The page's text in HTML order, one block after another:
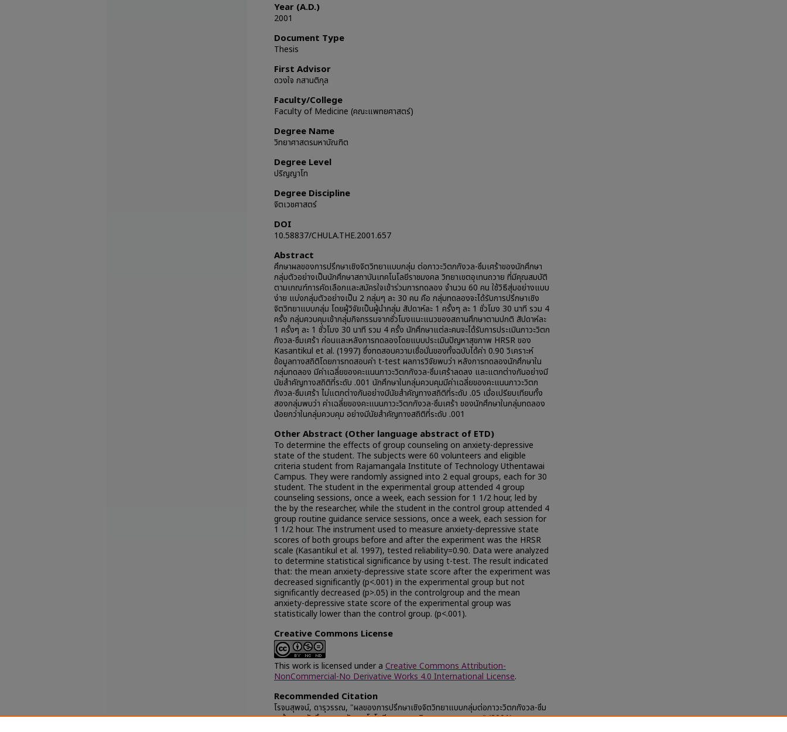
Year (A.D.)
2001
Document Type
Thesis
First Advisor
ดวงใจ กสานติกุล
Faculty/College
Faculty of Medicine (คณะแพทยศาสตร์)
Degree Name
วิทยาศาสตรมหาบัณฑิต
Degree Level
ปริญญาโท
Degree Discipline
จิตเวชศาสตร์
DOI
10.58837/CHULA.THE.2001.657
Abstract
ศึกษาผลของการปรึกษาเชิงจิตวิทยาแบบกลุ่ม ต่อภาวะวิตกกังวล-ซึมเศร้าของนักศึกษา
กลุ่มตัวอย่างเป็นนักศึกษาสถาบันเทคโนโลยีราชมงคล วิทยาเขตอุเทนถวาย ที่มีคุณสมบัติ
ตามเกณฑ์การคัดเลือกและสมัครใจเข้าร่วมการทดลอง จำนวน 60 คน ใช้วิธีสุ่มอย่างแบบ
ง่าย แบ่งกลุ่มตัวอย่างเป็น 2 กลุ่มๆ ละ 30 คน คือ กลุ่มทดลองจะได้รับการปรึกษาเชิง
จิตวิทยาแบบกลุ่ม โดยผู้วิจัยเป็นผู้นำกลุ่ม สัปดาห์ละ 1 ครั้งๆ ละ 1 ชั่วโมง 30 นาที รวม 4
ครั้ง กลุ่มควบคุมเข้ากลุ่มกิจกรรมจากชั่วโมงแนะแนวของสถานศึกษาตามปกติ สัปดาห์ละ
1 ครั้งๆ ละ 1 ชั่วโมง 30 นาที รวม 4 ครั้ง นักศึกษาแต่ละคนจะได้รับการประเมินภาวะวิตก
กังวล-ซึมเศร้า ก่อนและหลังการทดลองโดยแบบประเมินปัญหาสุขภาพ HRSR ของ
Kasantikul et al. (1997) ซึ่งทดสอบความเชื่อมั่นของทั้งฉบับได้ค่า 0.90 วิเคราะห์
ข้อมูลทางสถิติโดยการทดสอบค่า t-test ผลการวิจัยพบว่า หลังการทดลองนักศึกษาใน
กลุ่มทดลอง มีค่าเฉลี่ยของคะแนนภาวะวิตกกังวล-ซึมเศร้าลดลง และแตกต่างกันอย่างมี
นัยสำคัญทางสถิติที่ระดับ .001 นักศึกษาในกลุ่มควบคุมมีค่าเฉลี่ยของคะแนนภาวะวิตก
กังวล-ซึมเศร้า ไม่แตกต่างกันอย่างมีนัยสำคัญทางสถิติที่ระดับ .05 เมื่อเปรียบเทียบทั้ง
สองกลุ่มพบว่า ค่าเฉลี่ยของคะแนนภาวะวิตกกังวล-ซึมเศร้า ของนักศึกษาในกลุ่มทดลอง
น้อยกว่าในกลุ่มควบคุม อย่างมีนัยสำคัญทางสถิติที่ระดับ .001
Other Abstract (Other language abstract of ETD)
To determine the effects of group counseling on anxiety-depressive
state of the student. The subjects were 60 volunteers and eligible
criteria student from Rajamangala Institute of Technology Uthentawai
Campus. They were randomly assigned into 2 equal groups, each for 30
student. The student in the experimental group attended 4 group
counseling sessions, once a week, each session for 1 1/2 hour, led by
the by the researcher, while the student in the control group attended 4
group routine guidance service sessions, once a week, each session for
1 1/2 hour. The instrument used to measure anxiety-depressive state
scores of both groups before and after the experiment was the HRSR
scale (Kasantikul et al. 1997), tested reliability=0.90. Data were analyzed
to determine statistical significance by using t-test. The result indicated
that: the mean anxiety-depressive state score after the experiment was
decreased significantly (p<.001) in the experimental group but not
significantly decreased (p>.05) in the controlgroup and the mean
anxiety-depressive state score of the experimental group was
statistically lower than the control group. (p<.001).
Creative Commons License
This work is licensed under a Creative Commons Attribution-
NonCommercial-No Derivative Works 4.0 International License.
Recommended Citation
โรจนสุพจน์, ดารุวรรณ, "ผลของการปรึกษาเชิงจิตวิทยาแบบกลุ่มต่อภาวะวิตกกังวล-ซึม
เศร้า ของนักศึกษาสถาบันเทคโนโลยีราชมงคล วิทยาเขตอุเทนถวาย" (2001).